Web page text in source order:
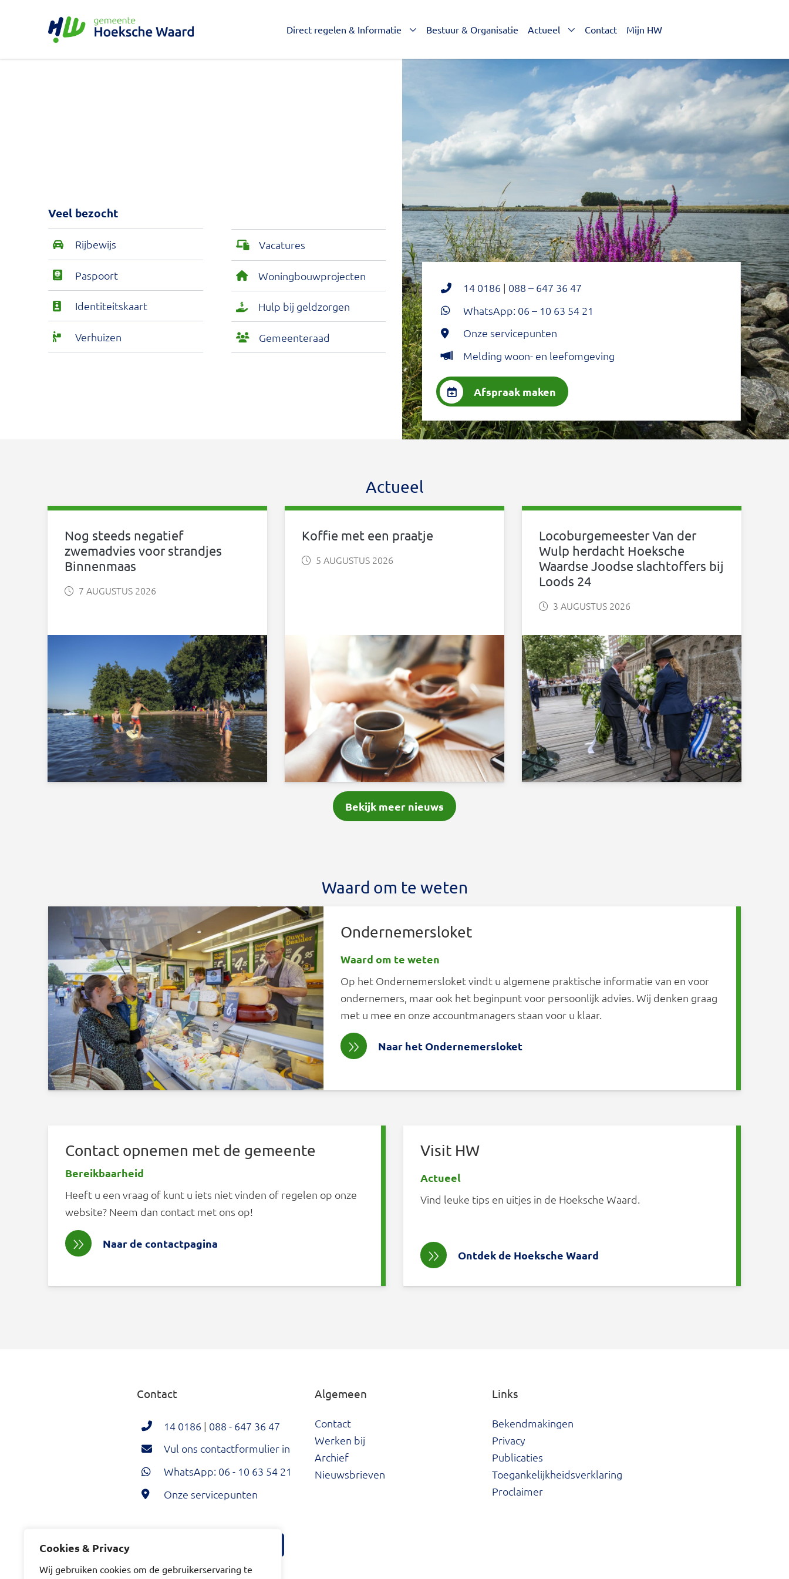
Cookies & Privacy
Wij gebruiken cookies om de gebruikerservaring te
Gemeente Hoeksche WaardDirect regelen & Informatie Bestuur & Organisatie Actueel Contact Mijn HW
Veel bezocht
Rijbewijs
Paspoort
Identiteitskaart
Verhuizen
Vacatures
Woningbouwprojecten
Hulp bij geldzorgen
Gemeenteraad
14 0186 | 088 – 647 36 47
WhatsApp: 06 – 10 63 54 21
Onze servicepunten
Melding woon- en leefomgeving
Afspraak maken
Actueel
Nog steeds negatief
zwemadvies voor strandjes
Binnenmaas
7 AUGUSTUS 2026
Koffie met een praatje
5 AUGUSTUS 2026
Locoburgemeester Van der
Wulp herdacht Hoeksche
Waardse Joodse slachtoffers bij
Loods 24
3 AUGUSTUS 2026
Bekijk meer nieuws
Waard om te weten
Ondernemersloket
Waard om te weten
Op het Ondernemersloket vindt u algemene praktische informatie van en voor
ondernemers, maar ook het beginpunt voor persoonlijk advies. Wij denken graag
met u mee en onze accountmanagers staan voor u klaar.
Naar het Ondernemersloket
Contact opnemen met de gemeente
Bereikbaarheid
Heeft u een vraag of kunt u iets niet vinden of regelen op onze
website? Neem dan contact met ons op!
Naar de contactpagina
Visit HW
Actueel
Vind leuke tips en uitjes in de Hoeksche Waard.
Ontdek de Hoeksche Waard
Contact
14 0186 | 088 - 647 36 47
Vul ons contactformulier in
WhatsApp: 06 - 10 63 54 21
Onze servicepunten
Algemeen
Contact
Werken bij
Archief
Nieuwsbrieven
Links
Bekendmakingen
Privacy
Publicaties
Toegankelijkheidsverklaring
Proclaimer